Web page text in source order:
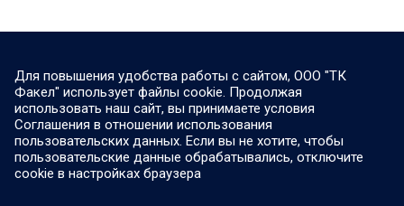
Для повышения удобства работы с сайтом, ООО "ТК
Факел" использует файлы cookie. Продолжая
использовать наш сайт, вы принимаете условия
Соглашения в отношении использования
пользовательских данных. Если вы не хотите, чтобы
пользовательские данные обрабатывались, отключите
cookie в настройках браузера